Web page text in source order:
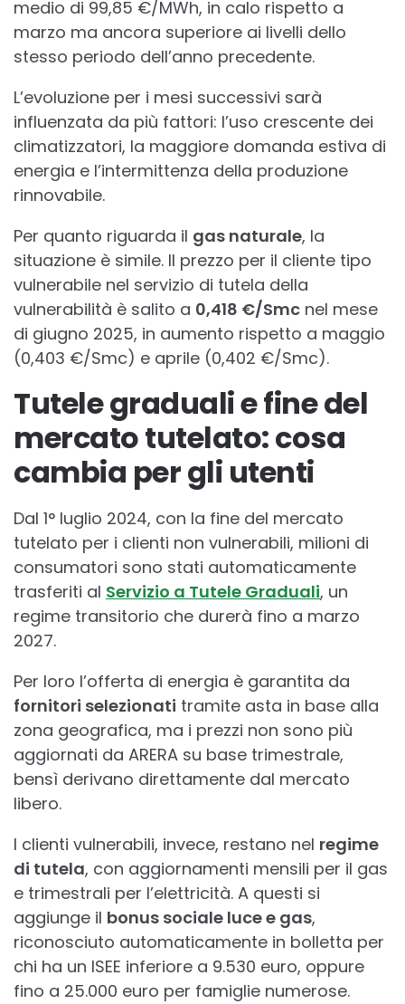
medio di 99,85 €/MWh, in calo rispetto a
marzo ma ancora superiore ai livelli dello
stesso periodo dell’anno precedente.
L’evoluzione per i mesi successivi sarà
influenzata da più fattori: l’uso crescente dei
climatizzatori, la maggiore domanda estiva di
energia e l’intermittenza della produzione
rinnovabile.
Per quanto riguarda il gas naturale, la
situazione è simile. Il prezzo per il cliente tipo
vulnerabile nel servizio di tutela della
vulnerabilità è salito a 0,418 €/Smc nel mese
di giugno 2025, in aumento rispetto a maggio
(0,403 €/Smc) e aprile (0,402 €/Smc).
Tutele graduali e fine del
mercato tutelato: cosa
cambia per gli utenti
Dal 1° luglio 2024, con la fine del mercato
tutelato per i clienti non vulnerabili, milioni di
consumatori sono stati automaticamente
trasferiti al Servizio a Tutele Graduali, un
regime transitorio che durerà fino a marzo
2027.
Per loro l’offerta di energia è garantita da
fornitori selezionati tramite asta in base alla
zona geografica, ma i prezzi non sono più
aggiornati da ARERA su base trimestrale,
bensì derivano direttamente dal mercato
libero.
I clienti vulnerabili, invece, restano nel regime
di tutela, con aggiornamenti mensili per il gas
e trimestrali per l’elettricità. A questi si
aggiunge il bonus sociale luce e gas,
riconosciuto automaticamente in bolletta per
chi ha un ISEE inferiore a 9.530 euro, oppure
fino a 25.000 euro per famiglie numerose.